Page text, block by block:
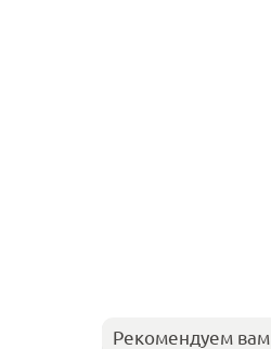
Рекомендуем вам